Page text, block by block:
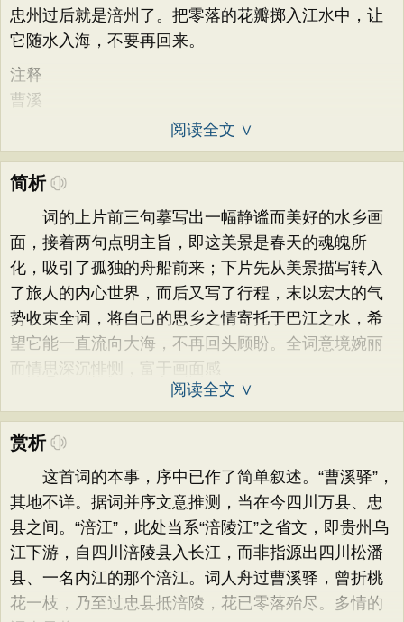
忠州过后就是涪州了。把零落的花瓣掷入江水中，让
它随水入海，不要再回来。
注释
曹溪
阅读全文 ∨
简析
词的上片前三句摹写出一幅静谧而美好的水乡画
面，接着两句点明主旨，即这美景是春天的魂魄所
化，吸引了孤独的舟船前来；下片先从美景描写转入
了旅人的内心世界，而后又写了行程，末以宏大的气
势收束全词，将自己的思乡之情寄托于巴江之水，希
望它能一直流向大海，不再回头顾盼。全词意境婉丽
而情思深沉悱恻，富于画面感
阅读全文 ∨
赏析
这首词的本事，序中已作了简单叙述。“曹溪驿”，
其地不详。据词并序文意推测，当在今四川万县、忠
县之间。“涪江”，此处当系“涪陵江”之省文，即贵州乌
江下游，自四川涪陵县入长江，而非指源出四川松潘
县、一名内江的那个涪江。词人舟过曹溪驿，曾折桃
花一枝，乃至过忠县抵涪陵，花已零落殆尽。多情的